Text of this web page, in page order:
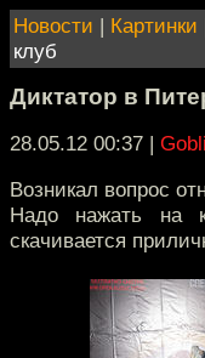
Новости | Картинки
клуб
Диктатор в
28.05.12 00:37 |
Возникал вопрос
Надо нажать на
скачивается